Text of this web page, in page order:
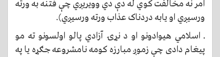
امر نه مخالفت کوي له دې دي وویریږي چې فتنه به ورته
ورسیږي او یابه دردناک عذاب ورته ورسیږي).
ــ اسلامي هیوادونو او د نړۍ آزادي پالو اولسونو ته مو
پیغام دادی چې زموږ مبارزه کومه نامشروعه جګړه یا په